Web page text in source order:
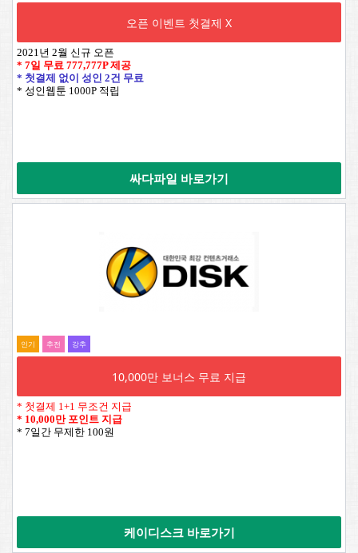
오픈 이벤트 첫결제 X
2021년 2월 신규 오픈
* 7일 무료 777,777P제공
* 첫결제 없이 성인 2건 무료
* 성인웹툰 1000P 적립
싸다파일 바로가기
인기 추전 강추
10,000만 보너스 무료 지급
* 첫결제 1+1 무조건 지급
* 10,000만 포인트 지급
* 7일간 무제한 100원
케이디스크 바로가기